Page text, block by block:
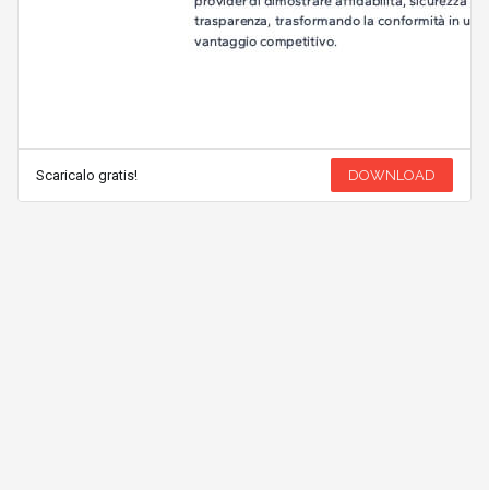
Scaricalo gratis! DOWNLOAD